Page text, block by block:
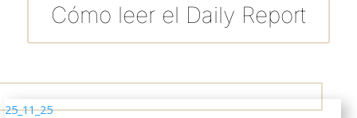
Cómo leer el Daily Report
25_11_25